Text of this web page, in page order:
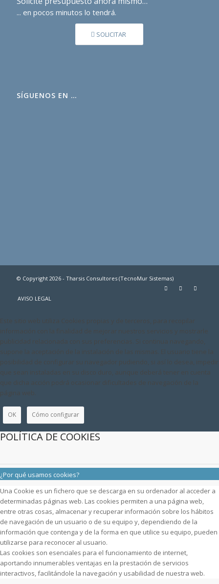
... en pocos minutos lo tendrá.
SOLICITAR
SÍGUENOS EN …
© Copyright 2026 - Tharsis Consultores (TecnoMur Sistemas)
AVISO LEGAL
Este sitio web utiliza Cookies propias y de terceros, para recopilar
información con la finalidad de mejorar nuestros servicios y mostrarle
publicidad relacionada con sus preferencias. Si continua navegando,
supone la aceptación de la instalación de las mismas. El usuario tiene la
posibilidad de configurar su navegador pudiendo, si así lo desea, impedir
que sean instaladas en su disco duro, aunque deberá tener en cuenta
que dicha acción podrá ocasionar dificultades de navegación de la
página web.
OK Cómo configurar
POLÍTICA DE COOKIES
¿Por qué usamos cookies?
Una Cookie es un fichero que se descarga en su ordenador al acceder a
determinadas páginas web. Las cookies permiten a una página web,
entre otras cosas, almacenar y recuperar información sobre los hábitos
de navegación de un usuario o de su equipo y, dependiendo de la
información que contenga y de la forma en que utilice su equipo, pueden
utilizarse para reconocer al usuario.
Las cookies son esenciales para el funcionamiento de internet,
aportando innumerables ventajas en la prestación de servicios
interactivos, facilitándole la navegación y usabilidad de nuestra web.